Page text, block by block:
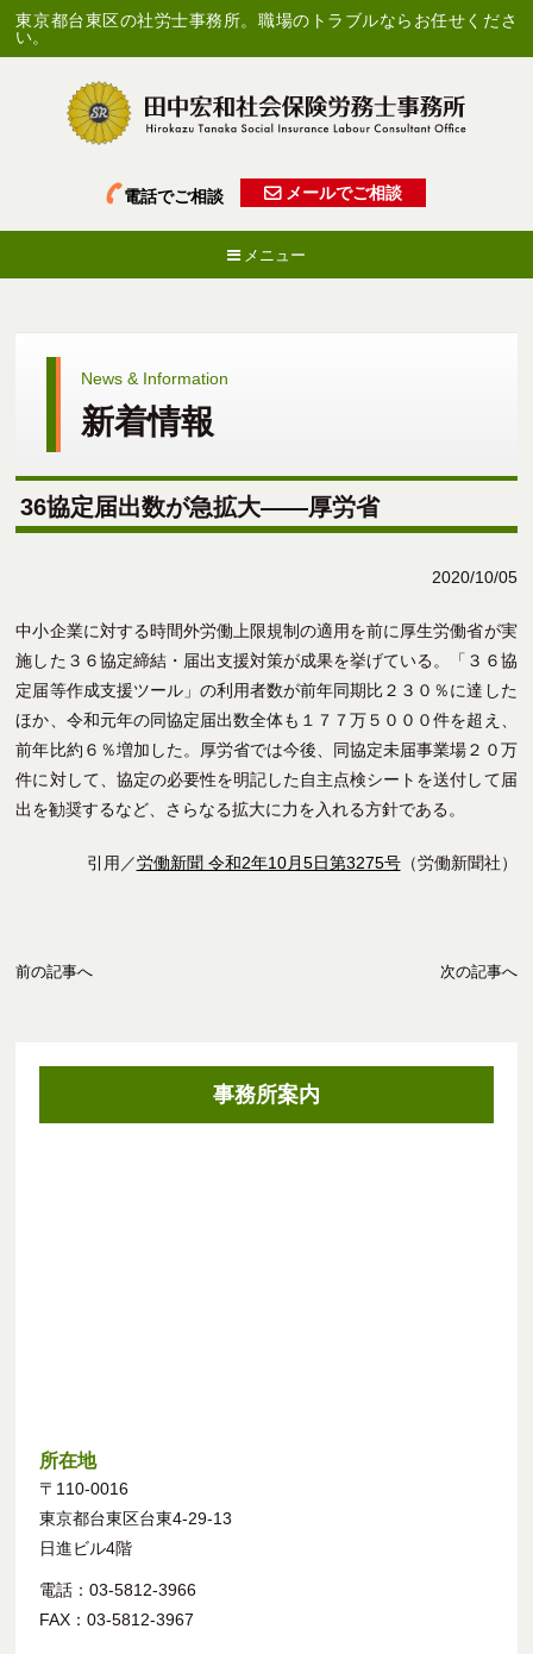
東京都台東区の社労士事務所。職場のトラブルならお任せくださ
い。
電話でご相談 メールでご相談
メニュー
News & Information
新着情報
36協定届出数が急拡大――厚労省
2020/10/05
中小企業に対する時間外労働上限規制の適用を前に厚生労働省が実
施した３６協定締結・届出支援対策が成果を挙げている。「３６協
定届等作成支援ツール」の利用者数が前年同期比２３０％に達した
ほか、令和元年の同協定届出数全体も１７７万５０００件を超え、
前年比約６％増加した。厚労省では今後、同協定未届事業場２０万
件に対して、協定の必要性を明記した自主点検シートを送付して届
出を勧奨するなど、さらなる拡大に力を入れる方針である。
引用／労働新聞 令和2年10月5日第3275号（労働新聞社）
前の記事へ 次の記事へ
事務所案内
所在地
〒110-0016
東京都台東区台東4-29-13
日進ビル4階
電話：03-5812-3966
FAX：03-5812-3967